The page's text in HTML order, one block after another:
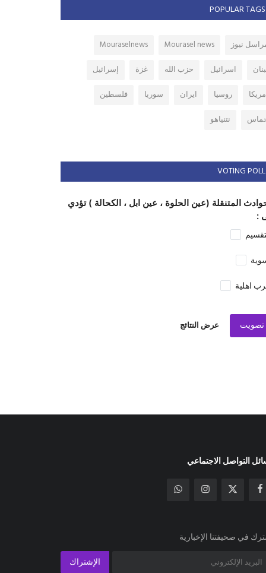
POPULAR TAGS
نيوز Mourasel news
Mouraselnews
اسرائيل حزب الله غزة
إسرائيل
روسيا ايران سوريا
فلسطين
نتنياهو
VOTING POLL
المتنقلة (عين الحلوة ، عين ابل ، الكحالة ) تؤدي
:
اهلية
تصويت عرض النتائج
التواصل الاجتماعي
في صحيفتنا الإخبارية
الإشتراك